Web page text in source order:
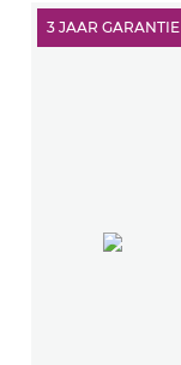
3 JAAR GARANTIE